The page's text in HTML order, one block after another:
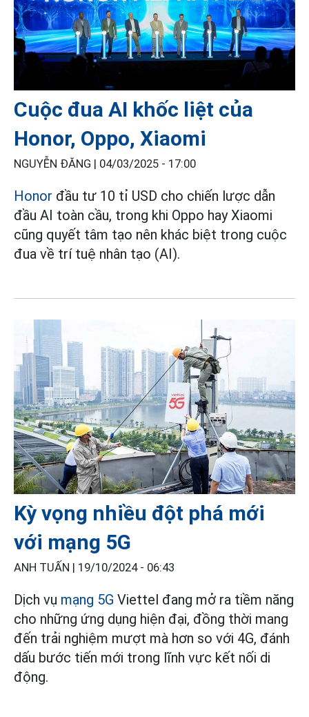
Cuộc đua AI khốc liệt của
Honor, Oppo, Xiaomi
NGUYỄN ĐĂNG | 04/03/2025 - 17:00
Honor đầu tư 10 tỉ USD cho chiến lược dẫn
đầu AI toàn cầu, trong khi Oppo hay Xiaomi
cũng quyết tâm tạo nên khác biệt trong cuộc
đua về trí tuệ nhân tạo (AI).
Kỳ vọng nhiều đột phá mới
với mạng 5G
ANH TUẤN | 19/10/2024 - 06:43
Dịch vụ mạng 5G Viettel đang mở ra tiềm năng
cho những ứng dụng hiện đại, đồng thời mang
đến trải nghiệm mượt mà hơn so với 4G, đánh
dấu bước tiến mới trong lĩnh vực kết nối di
động.